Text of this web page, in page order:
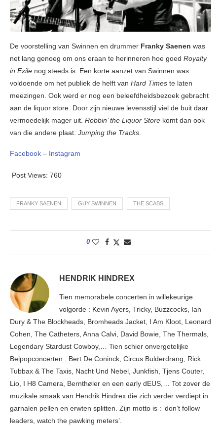
De voorstelling van Swinnen en drummer Franky Saenen was
net lang genoeg om ons eraan te herinneren hoe goed Royalty
in Exile nog steeds is. Een korte aanzet van Swinnen was
voldoende om het publiek de helft van Hard Times te laten
meezingen. Ook werd er nog een beleefdheidsbezoek gebracht
aan de liquor store. Door zijn nieuwe levensstijl viel de buit daar
vermoedelijk mager uit. Robbin’ the Liquor Store komt dan ook
van die andere plaat: Jumping the Tracks.
Facebook – Instagram
Post Views: 760
FRANKY SAENEN GUY SWINNEN THE SCABS
0
HENDRIK HINDREX
Tien memorabele concerten in willekeurige
volgorde : Kevin Ayers, Tricky, Buzzcocks, Ian
Dury & The Blockheads, Bromheads Jacket, I Am Kloot, Leonard
Cohen, The Catheters, Anna Calvi, David Bowie, The Thermals,
Legendary Stardust Cowboy,… Tien schier onvergetelijke
Belpopconcerten : Bert De Coninck, Circus Bulderdrang, Rick
Tubbax & The Taxis, Nacht Und Nebel, Junkfish, Tjens Couter,
Lio, I H8 Camera, Bernthøler en een early dEUS,… Tot zover de
muzikale smaak van Hendrik Hindrex die zich verder verdiept in
garnalen pellen en erwten splitten. Zijn motto is : ‘don’t follow
leaders, watch the pawking meters’.